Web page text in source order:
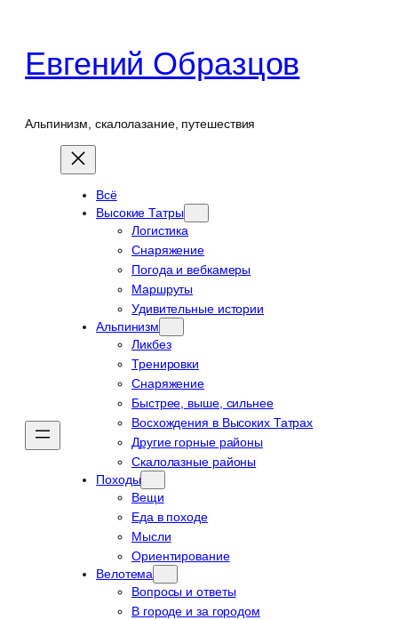
содержимому
Евгений Образцов
Альпинизм, скалолазание, путешествия
Всё
Высокие Татры
Логистика
Снаряжение
Погода и вебкамеры
Маршруты
Удивительные истории
Альпинизм
Ликбез
Тренировки
Снаряжение
Быстрее, выше, сильнее
Восхождения в Высоких Татрах
Другие горные районы
Скалолазные районы
Походы
Вещи
Еда в походе
Мысли
Ориентирование
Велотема
Вопросы и ответы
В городе и за городом